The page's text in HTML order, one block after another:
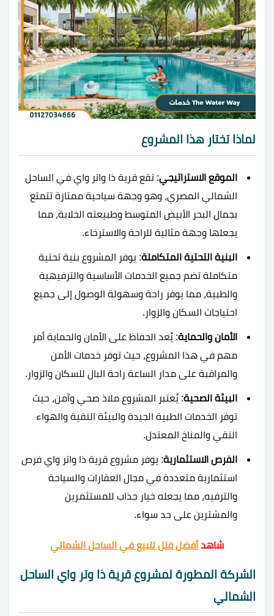
لماذا تختار هذا المشروع
الموقع الاستراتيجي: تقع قرية ذا واتر واي في الساحل
الشمالي المصري، وهو وجهة سياحية ممتازة تتمتع
بجمال البحر الأبيض المتوسط وطبيعته الخلابة، مما
يجعلها وجهة مثالية للراحة والاسترخاء.
البنية التحتية المتكاملة: يوفر المشروع بنية تحتية
متكاملة تضم جميع الخدمات الأساسية والترفيهية
والطبية، مما يوفر راحة وسهولة الوصول إلى جميع
احتياجات السكان والزوار.
الأمان والحماية: يُعد الحفاظ على الأمان والحماية أمر
مهم في هذا المشروع، حيث توفر خدمات الأمن
والمراقبة على مدار الساعة راحة البال للسكان والزوار.
البيئة الصحية: يُعتبر المشروع ملاذ صحي وآمن، حيث
توفر الخدمات الطبية الجيدة والبيئة النقية والهواء
النقي والمناخ المعتدل.
الفرص الاستثمارية: يوفر مشروع قرية ذا واتر واي فرص
استثمارية متعددة في مجال العقارات والسياحة
والترفيه، مما يجعله خيار جذاب للمستثمرين
والمشترين على حد سواء.
شاهدأفضل فلل للبيع في الساحل الشمالي
الشركة المطورة لمشروع قرية ذا وتر واي الساحل
الشمالي